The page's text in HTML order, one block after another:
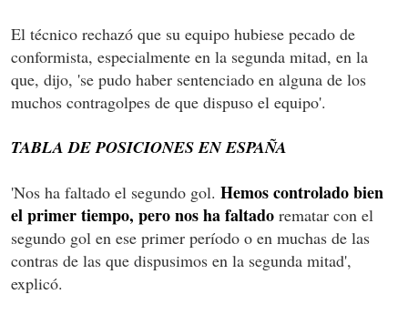
El técnico rechazó que su equipo hubiese pecado de
conformista, especialmente en la segunda mitad, en la
que, dijo, 'se pudo haber sentenciado en alguna de los
muchos contragolpes de que dispuso el equipo'.
TABLA DE POSICIONES EN ESPAÑA
'Nos ha faltado el segundo gol. Hemos controlado bien
el primer tiempo, pero nos ha faltado rematar con el
segundo gol en ese primer período o en muchas de las
contras de las que dispusimos en la segunda mitad',
explicó.